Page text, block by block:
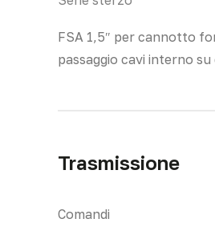
FSA 1,5″ per cannotto
passaggio cavi interno
Trasmissione
Comandi